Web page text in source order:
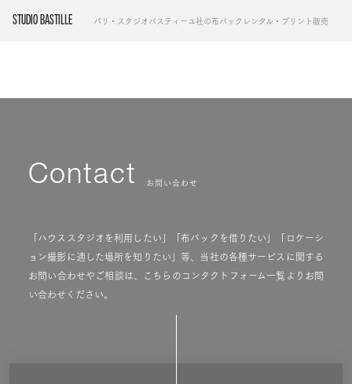
STUDIO BASTILLE パリ・スタジオバスティーユ社の布バックレンタル・プリント販売
Contact お問い合わせ
「ハウススタジオを利用したい」「布バックを借りたい」「ロケーシ
ョン撮影に適した場所を知りたい」等、当社の各種サービスに関する
お問い合わせやご相談は、こちらのコンタクトフォーム一覧よりお問
い合わせください。